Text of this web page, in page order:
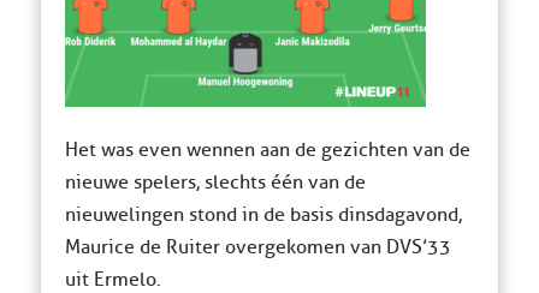
Het was even wennen aan de gezichten van de
nieuwe spelers, slechts één van de
nieuwelingen stond in de basis dinsdagavond,
Maurice de Ruiter overgekomen van DVS’33
uit Ermelo.